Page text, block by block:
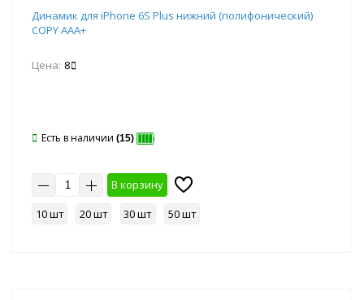
Динамик для iPhone 6S Plus нижний (полифонический)
COPY AAA+
Цена: 8
Есть в наличии (15)
В корзину
10 шт
20 шт 30 шт 50 шт